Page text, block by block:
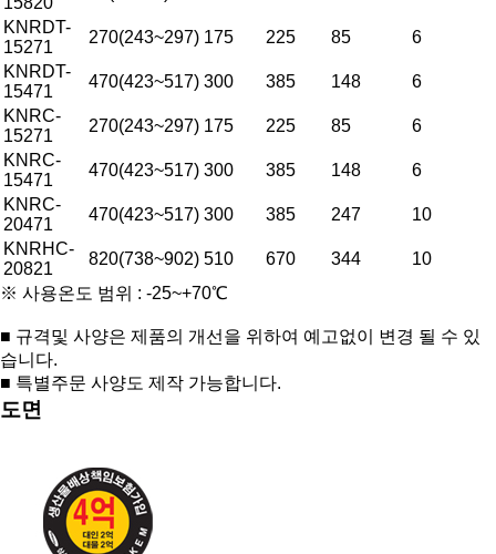
KNRDT-
15271
270(243~297) 175 225 85
6
KNRDT-
15471
470(423~517) 300 385 148
6
KNRC-
15271
270(243~297) 175 225 85
6
KNRC-
15471
470(423~517) 300 385 148
6
KNRC-
20471
470(423~517) 300 385 247
10
KNRHC-
20821
820(738~902) 510 670 344
10
※ 사용온도 범위 : -25~+70℃
■ 규격및 사양은 제품의 개선을 위하여 예고없이 변경 될 수 있
습니다.
■ 특별주문 사양도 제작 가능합니다.
도면